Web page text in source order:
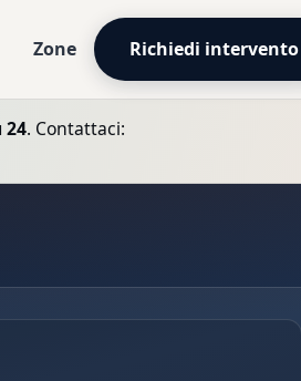
Zone Richiedi intervento
24. Contattaci: